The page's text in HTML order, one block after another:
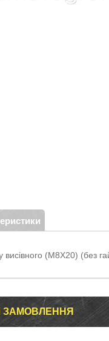
висівного (М8Х20) (без
ЗАМОВЛЕННЯ